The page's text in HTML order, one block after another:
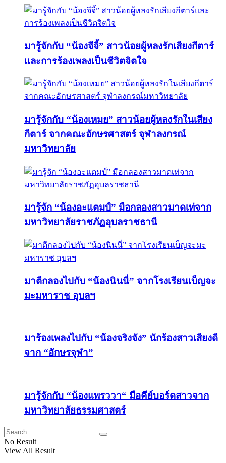
มารู้จักกับ “น้องจีจี้” สาวน้อยผู้หลงรักเสียงกีตาร์
และการร้องเพลงเป็นชีวิตจิตใจ
มารู้จักกับ “น้องเหมย” สาวน้อยผู้หลงรักในเสียง
กีตาร์ จากคณะอักษรศาสตร์ จุฬาลงกรณ์
มหาวิทยาลัย
มารู้จัก “น้องอะแตมป์” มือกลองสาวมาดเท่จาก
มหาวิทยาลัยราชภัฏอุบลราชธานี
มาตีกลองไปกับ “น้องนินนี่” จากโรงเรียนเบ็ญจะ
มะมหาราช อุบลฯ
มาร้องเพลงไปกับ “น้องจริงจัง” นักร้องสาวเสียงดี
จาก “อักษรจุฬา”
มารู้จักกับ “น้องแพรววา“ มือคีย์บอร์ดสาวจาก
มหาวิทยาลัยธรรมศาสตร์
No Result
View All Result